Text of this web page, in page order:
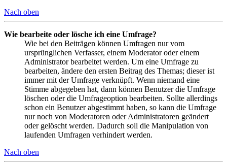
Nach oben
Wie bearbeite oder lösche ich eine Umfrage?
Wie bei den Beiträgen können Umfragen nur vom
ursprünglichen Verfasser, einem Moderator oder einem
Administrator bearbeitet werden. Um eine Umfrage zu
bearbeiten, ändere den ersten Beitrag des Themas; dieser ist
immer mit der Umfrage verknüpft. Wenn niemand eine
Stimme abgegeben hat, dann können Benutzer die Umfrage
löschen oder die Umfrageoption bearbeiten. Sollte allerdings
schon ein Benutzer abgestimmt haben, so kann die Umfrage
nur noch von Moderatoren oder Administratoren geändert
oder gelöscht werden. Dadurch soll die Manipulation von
laufenden Umfragen verhindert werden.
Nach oben